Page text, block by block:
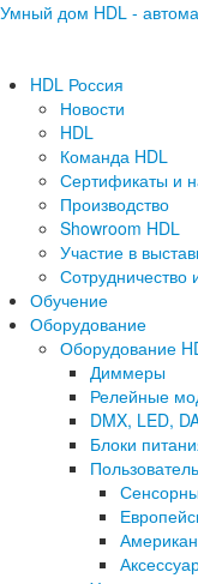
Умный дом HDL -
HDL Россия
Новости
HDL
Команда HDL
Сертификаты и
Производство
Showroom HDL
Участие в
Сотрудничество
Обучение
Оборудование
Оборудование
Диммеры
Релейные
DMX, LED,
Блоки